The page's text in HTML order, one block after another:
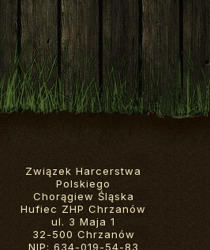
Związek Harcerstwa
Polskiego
Chorągiew Śląska
Hufiec ZHP Chrzanów
ul. 3 Maja 1
32-500 Chrzanów
NIP: 634-019-54-83